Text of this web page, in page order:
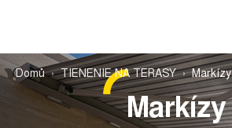
Domů TIENENIE NA TERASY Markízy
Markízy